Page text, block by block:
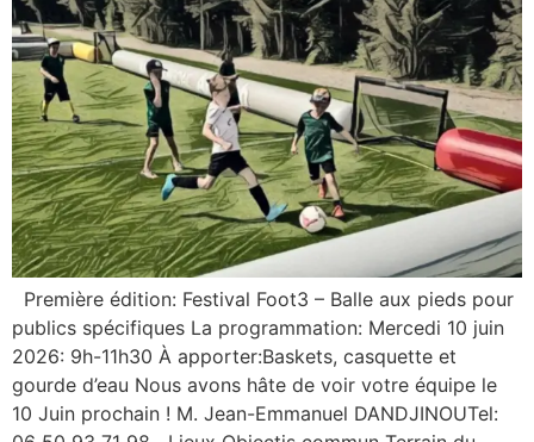
Première édition: Festival Foot3 – Balle aux pieds pour
publics spécifiques La programmation: Mercedi 10 juin
2026: 9h-11h30 À apporter:Baskets, casquette et
gourde d’eau Nous avons hâte de voir votre équipe le
10 Juin prochain ! M. Jean-Emmanuel DANDJINOUTel: